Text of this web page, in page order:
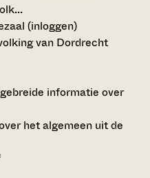
(inloggen)
van Dordrecht
informatie over
het algemeen uit de